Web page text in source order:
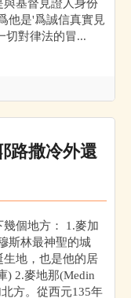
與基督見證人身份
他是'爲誠信真實見
對律法的冒...
路撒冷外還
個地方： 1.麥加
斯林最神聖的城
生地，也是他的居
) 2.麥地那(Medin
方。從西元135年